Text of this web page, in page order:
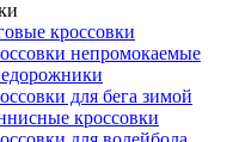
кроссовки
непромокаемые
для бега зимой
кроссовки